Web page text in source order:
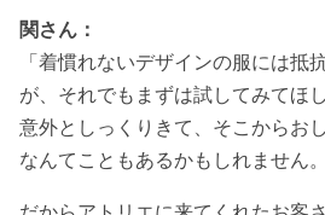
関さん：
「着慣れないデザインの服には抵
が、それでもまずは試してみてほ
意外としっくりきて、そこからお
なんてこともあるかもしれません。